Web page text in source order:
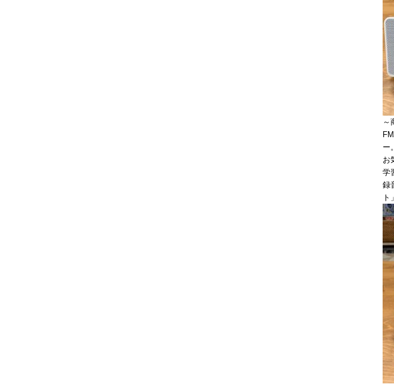
～
ー
お
学
録
ト